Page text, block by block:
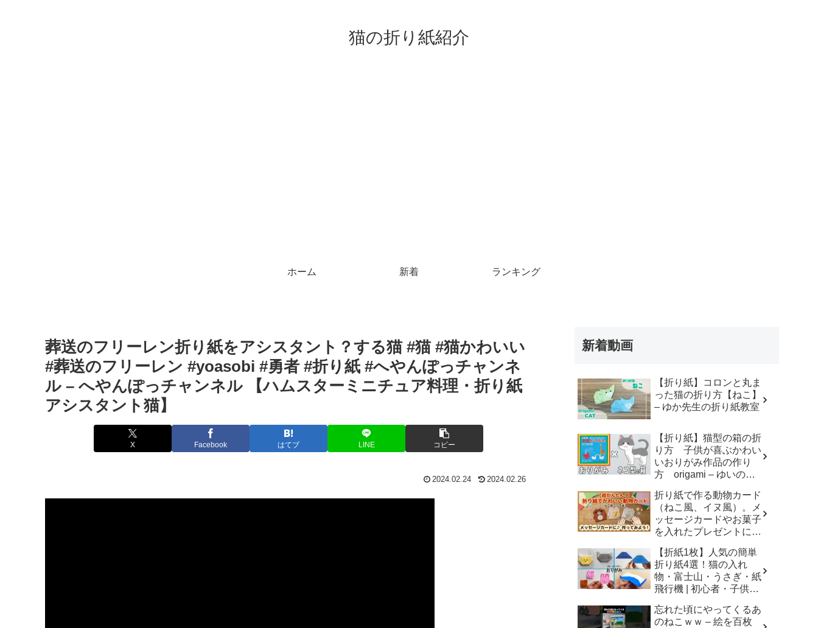
猫の折り紙紹介
ホーム 新着 ランキング
葬送のフリーレン折り紙をアシスタント？する猫 #猫 #猫かわいい
#葬送のフリーレン #yoasobi #勇者 #折り紙 #へやんぽっチャンネ
ル – へやんぽっチャンネル 【ハムスターミニチュア料理・折り紙
アシスタント猫】
X Facebook はてブ LINE コピー
2024.02.24 2024.02.26
新着動画
【折り紙】コロンと丸ま
った猫の折り方【ねこ】
– ゆか先生の折り紙教室
【折り紙】猫型の箱の折
り方 子供が喜ぶかわい
いおりがみ作品の作り
方 origami – ゆいのお
折り紙で作る動物カード
（ねこ風、イヌ風）。メ
ッセージカードやお菓子
を入れたプレゼントに。
【折紙1枚】人気の簡単
折り紙4選！猫の入れ
物・富士山・うさぎ・紙
飛行機 | 初心者・子供・
Easy Crafts | 摺紙 | 종이
접기 ひこうき ねこ
忘れた頃にやってくるあ
のねこｗｗ – 絵を百枚